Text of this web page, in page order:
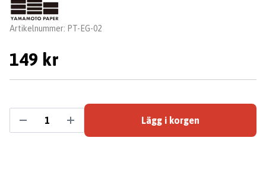
Leverantör:
Artikelnummer: PT-EG-02
149 kr
Lägg i korgen